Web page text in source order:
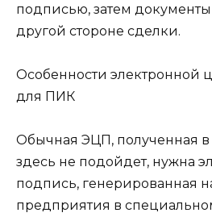
подписью, затем
другой стороне сделки.
Особенности электронной
для ПИК
Обычная ЭЦП, полученная в
здесь не подойдет, нужна
подпись, генерированная
предприятия в